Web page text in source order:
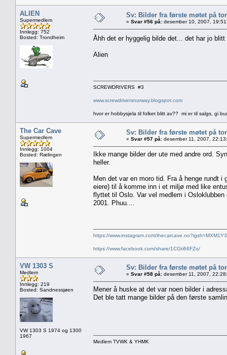
ALIEN
Supermedlem
Innlegg: 752
Bosted: Trondheim
Sv: Bilder fra første møtet på
« Svar #56 på: desember 10, 2007,
Åhh det er hyggelig bilde det... det har jo
Alien
SCREWDRIVERS #3
www.screwdriversnorway.blogspot.com
hvor er hobbysjela til folket blitt av?? mi er til salgs, gi
The Car Cave
Supermedlem
Innlegg: 1004
Bosted: Rælingen
Sv: Bilder fra første møtet på
« Svar #57 på: desember 11, 2007,
Ikke mange bilder der ute med andre ord.
heller.
Men det var en moro tid. Fra å henge rundt
eiere) til å komme inn i et miljø med like
flyttet til Oslo. Var vel medlem i
2001. Phuu....
https://www.instagram.com/
https://www.facebook.com/share/1CGti68FZo/
VW 1303 S
Medlem
Innlegg: 219
Bosted: Sandnessjøen
VW 1303 S 1974 og 1300
1967
Sv: Bilder fra første møtet på
« Svar #58 på: desember 11, 2007,
Mener å huske at det var noen bilder i
Det ble tatt mange bilder på den første
Medlem TVWK & YHMK